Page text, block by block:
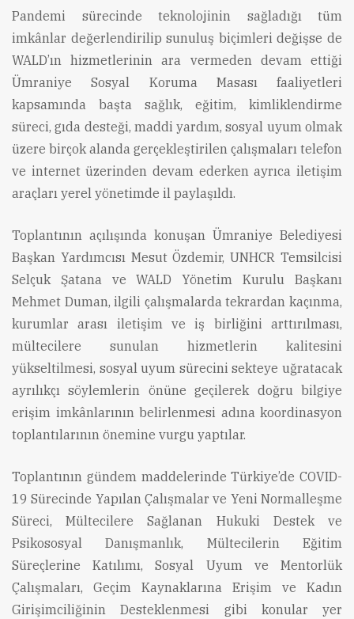
Pandemi sürecinde teknolojinin sağladığı tüm
imkânlar değerlendirilip sunuluş biçimleri değişse de
WALD’ın hizmetlerinin ara vermeden devam ettiği
Ümraniye Sosyal Koruma Masası faaliyetleri
kapsamında başta sağlık, eğitim, kimliklendirme
süreci, gıda desteği, maddi yardım, sosyal uyum olmak
üzere birçok alanda gerçekleştirilen çalışmaları telefon
ve internet üzerinden devam ederken ayrıca iletişim
araçları yerel yönetimde il paylaşıldı.
Toplantının açılışında konuşan Ümraniye Belediyesi
Başkan Yardımcısı Mesut Özdemir, UNHCR Temsilcisi
Selçuk Şatana ve WALD Yönetim Kurulu Başkanı
Mehmet Duman, ilgili çalışmalarda tekrardan kaçınma,
kurumlar arası iletişim ve iş birliğini arttırılması,
mültecilere sunulan hizmetlerin kalitesini
yükseltilmesi, sosyal uyum sürecini sekteye uğratacak
ayrılıkçı söylemlerin önüne geçilerek doğru bilgiye
erişim imkânlarının belirlenmesi adına koordinasyon
toplantılarının önemine vurgu yaptılar.
Toplantının gündem maddelerinde Türkiye’de COVID-
19 Sürecinde Yapılan Çalışmalar ve Yeni Normalleşme
Süreci, Mültecilere Sağlanan Hukuki Destek ve
Psikososyal Danışmanlık, Mültecilerin Eğitim
Süreçlerine Katılımı, Sosyal Uyum ve Mentorlük
Çalışmaları, Geçim Kaynaklarına Erişim ve Kadın
Girişimciliğinin Desteklenmesi gibi konular yer